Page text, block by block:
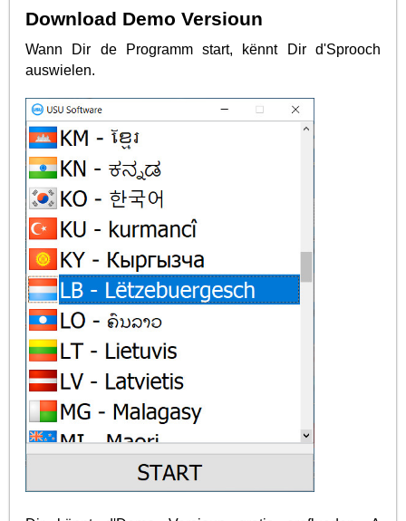
Download Demo Versioun
Wann Dir de Programm start, kënnt Dir d'Sprooch
auswielen.